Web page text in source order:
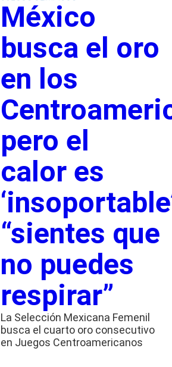
México
busca el oro
en los
pero el
calor es
“sientes que
no puedes
respirar”
La Selección Mexicana Femenil
busca el cuarto oro consecutivo
en Juegos Centroamericanos